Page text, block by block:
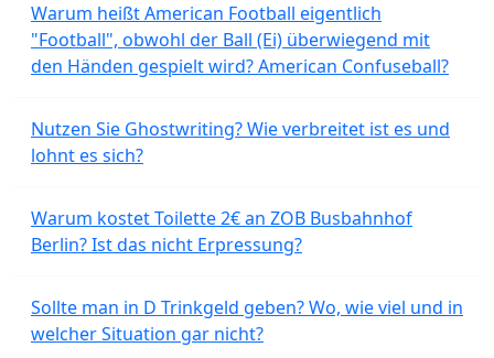
Warum heißt American Football eigentlich
"Football", obwohl der Ball (Ei) überwiegend mit
den Händen gespielt wird? American Confuseball?
Nutzen Sie Ghostwriting? Wie verbreitet ist es und
lohnt es sich?
Warum kostet Toilette 2€ an ZOB Busbahnhof
Berlin? Ist das nicht Erpressung?
Sollte man in D Trinkgeld geben? Wo, wie viel und in
welcher Situation gar nicht?